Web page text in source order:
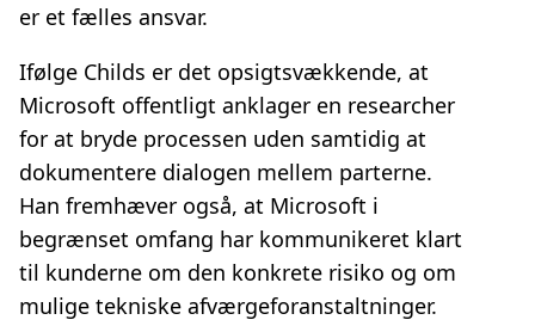
er et fælles ansvar.
Ifølge Childs er det opsigtsvækkende, at
Microsoft offentligt anklager en researcher
for at bryde processen uden samtidig at
dokumentere dialogen mellem parterne.
Han fremhæver også, at Microsoft i
begrænset omfang har kommunikeret klart
til kunderne om den konkrete risiko og om
mulige tekniske afværgeforanstaltninger.